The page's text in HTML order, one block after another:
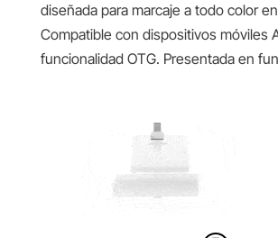
diseñada para marcaje a todo color
Compatible con dispositivos móviles
funcionalidad OTG. Presentada en